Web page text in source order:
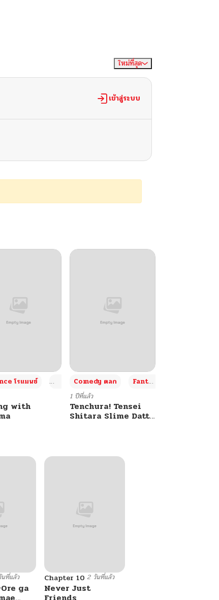
ใหม่ที่สุด
เข้าสู่ระบบ
+4
โรแมนซ์ Adult ผู้ใหญ่ +4
with
Comedy ตลก Fantasy แฟนตาซี
1 ปีที่แล้ว
Tenchura! Tensei
Shitara Slime Datta
นที่แล้ว
ga
Chapter 10 2 วันที่แล้ว
Never Just